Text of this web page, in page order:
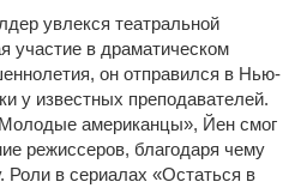
увлекся театральной
участие в драматическом
он отправился в Нью-
у известных преподавателей.
американцы», Йен смог
режиссеров, благодаря чему
Роли в сериалах «Остаться в